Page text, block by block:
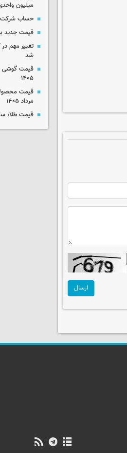
ارسال
میلیون
حساب‌ شرکت
قیمت جدید برنج
تغییر مهم در
شد
۱۴۰۵
مرداد ۱۴۰۵
قیمت طلا، سکه و